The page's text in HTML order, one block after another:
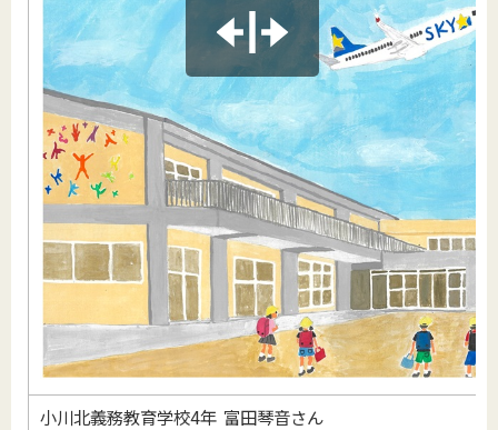
小川北義務教育学校4年 富田琴音さん